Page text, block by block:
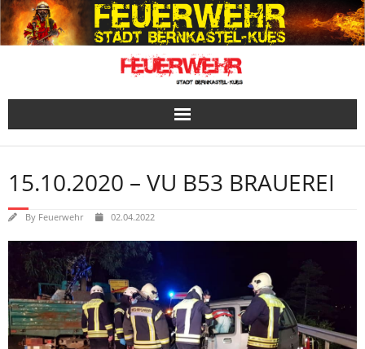
Skip
to
content
15.10.2020 – VU B53 BRAUEREI
By Feuerwehr 02.04.2022